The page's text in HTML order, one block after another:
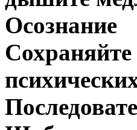
Осознание